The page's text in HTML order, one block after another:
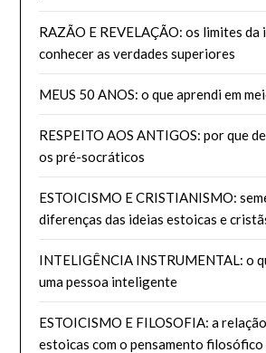
RAZÃO E REVELAÇÃO: os limites
conhecer as verdades superiores
MEUS 50 ANOS: o que aprendi em
RESPEITO AOS ANTIGOS: por que
os pré-socráticos
ESTOICISMO E CRISTIANISMO:
diferenças das ideias estoicas e
INTELIGÊNCIA INSTRUMENTAL: o
uma pessoa inteligente
ESTOICISMO E FILOSOFIA: a
estoicas com o pensamento filosófico